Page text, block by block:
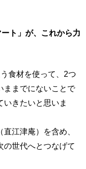
ト」が、これから力
食材を使って、2つ
ままでにないことで
きたいと思いま
江津庵）を含め、
の世代へとつなげて